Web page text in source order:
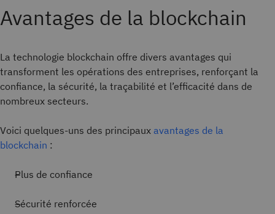
Avantages de la blockchain
La technologie blockchain offre divers avantages qui
transforment les opérations des entreprises, renforçant la
confiance, la sécurité, la traçabilité et l’efficacité dans de
nombreux secteurs.
Voici quelques-uns des principaux avantages de la
blockchain :
Plus de confiance
Sécurité renforcée